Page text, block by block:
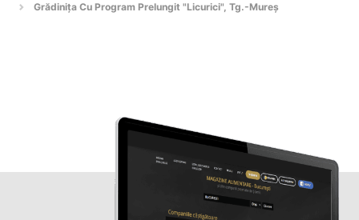
Grădinița Cu Program Prelungit "Licurici", Tg.-Mureş